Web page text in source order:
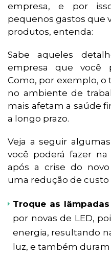
empresa, e por
pequenos gastos que
produtos, entenda:
Sabe aqueles
empresa que você
Como, por exemplo, o
no ambiente de
mais afetam a saúde
a longo prazo.
Veja a seguir
você poderá fazer
após a crise do
uma redução de custo
Troque as lâmpadas
por novas de LED,
energia, resultando
luz, e também duram